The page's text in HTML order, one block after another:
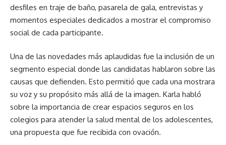
desfiles en traje de baño, pasarela de gala, entrevistas y
momentos especiales dedicados a mostrar el compromiso
social de cada participante.
Una de las novedades más aplaudidas fue la inclusión de un
segmento especial donde las candidatas hablaron sobre las
causas que defienden. Esto permitió que cada una mostrara
su voz y su propósito más allá de la imagen. Karla habló
sobre la importancia de crear espacios seguros en los
colegios para atender la salud mental de los adolescentes,
una propuesta que fue recibida con ovación.